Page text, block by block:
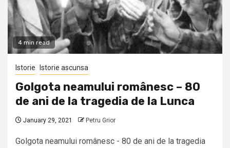
4 min read
Istorie Istorie ascunsa
Golgota neamului românesc – 80
de ani de la tragedia de la Lunca
January 29, 2021 Petru Grior
Golgota neamului românesc - 80 de ani de la tragedia